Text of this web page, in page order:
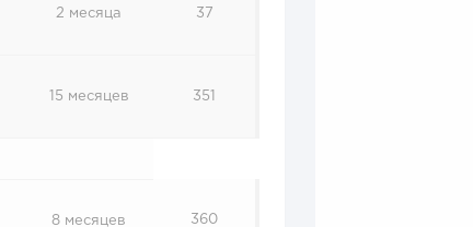
2 месяца 37
15 месяцев 351
8 месяцев 360